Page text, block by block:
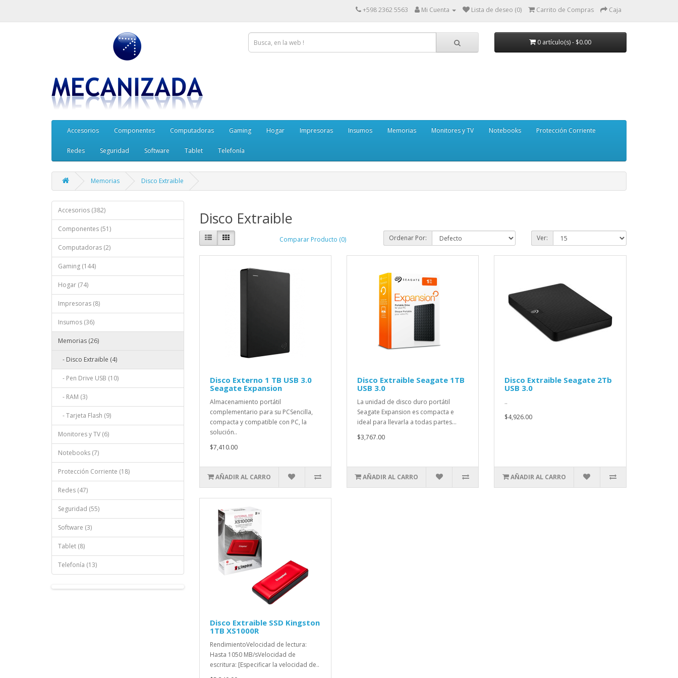
+598 2362 5563 Mi Cuenta Lista de deseo (0) Carrito de Compras Caja
0 artículo(s) - $0.00
Accesorios Componentes Computadoras Gaming Hogar Impresoras Insumos Memorias Monitores y TV Notebooks Protección Corriente
Redes Seguridad Software Tablet Telefonía
Memorias Disco Extraible
Accesorios (382)
Componentes (51)
Computadoras (2)
Gaming (144)
Hogar (74)
Impresoras (8)
Insumos (36)
Memorias (26)
- Disco Extraible (4)
- Pen Drive USB (10)
- RAM (3)
- Tarjeta Flash (9)
Monitores y TV (6)
Notebooks (7)
Protección Corriente (18)
Redes (47)
Seguridad (55)
Software (3)
Tablet (8)
Telefonía (13)
Disco Extraible
Comparar Producto (0) Ordenar Por: Ver:
Disco Externo 1 TB USB 3.0
Seagate Expansion
Almacenamiento portátil
complementario para su PCSencilla,
compacta y compatible con PC, la
solución..
$7,410.00
AÑADIR AL CARRO
Disco Extraible Seagate 1TB
USB 3.0
La unidad de disco duro portátil
Seagate Expansion es compacta e
ideal para llevarla a todas partes...
$3,767.00
AÑADIR AL CARRO
Disco Extraible Seagate 2Tb
USB 3.0
..
$4,926.00
AÑADIR AL CARRO
Disco Extraible SSD Kingston
1TB XS1000R
RendimientoVelocidad de lectura:
Hasta 1050 MB/sVelocidad de
escritura: [Especificar la velocidad de..